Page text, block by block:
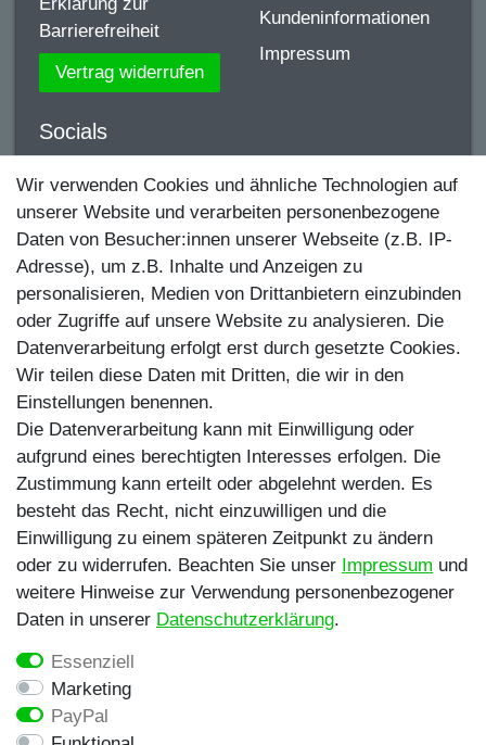
Barrierefreiheit
Vertrag widerrufen
Kundeninformationen
Impressum
Socials
YouTube
Facebook
Instagram
TikTok
Zahlungsmethoden
Egal ob Barsch, Hecht, Zander und Co. -
Riverfighters ist der Shop für Raubfischangler -
Von Anglern für Angler
** Bei Variantenartikeln mit unterschiedlichen Preisen
pro Variante bezieht sich die angegebene UVP auf die
Variante mit dem niedrigsten Preis. Die UVP zu den
Wir verwenden Cookies und ähnliche Technologien auf
unserer Website und verarbeiten personenbezogene
Daten von Besucher:innen unserer Webseite (z.B. IP-
Adresse), um z.B. Inhalte und Anzeigen zu
personalisieren, Medien von Drittanbietern einzubinden
oder Zugriffe auf unsere Website zu analysieren. Die
Datenverarbeitung erfolgt erst durch gesetzte Cookies.
Wir teilen diese Daten mit Dritten, die wir in den
Einstellungen benennen.
Die Datenverarbeitung kann mit Einwilligung oder
aufgrund eines berechtigten Interesses erfolgen. Die
Zustimmung kann erteilt oder abgelehnt werden. Es
besteht das Recht, nicht einzuwilligen und die
Einwilligung zu einem späteren Zeitpunkt zu ändern
oder zu widerrufen. Beachten Sie unser Impressum und
weitere Hinweise zur Verwendung personenbezogener
Daten in unserer Daten­schutz­erklärung.
Essenziell
Marketing
PayPal